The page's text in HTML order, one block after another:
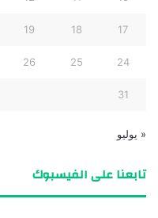
17
18
19
24
25
26
31
« يوليو
تابعنا على الفيسبوك